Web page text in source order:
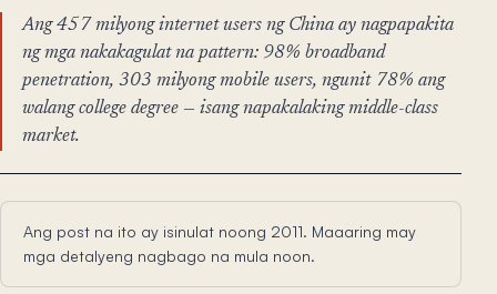
Ang 457 milyong internet users ng China ay nagpapakita
ng mga nakakagulat na pattern: 98% broadband
penetration, 303 milyong mobile users, ngunit 78% ang
walang college degree — isang napakalaking middle-class
market.
Ang post na ito ay isinulat noong 2011. Maaaring may
mga detalyeng nagbago na mula noon.